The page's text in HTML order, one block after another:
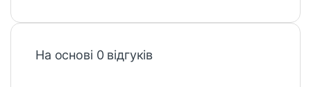
На основі 0 відгуків